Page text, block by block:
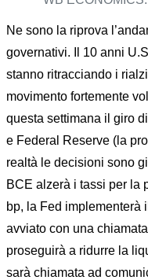
Ne sono la riprova
governativi. Il 10 anni
stanno ritracciando i
movimento fortemente
questa settimana il giro
e Federal Reserve (la
realtà le decisioni sono
BCE alzerà i tassi per la
bp, la Fed implementerà
avviato con una
proseguirà a ridurre la
sarà chiamata ad